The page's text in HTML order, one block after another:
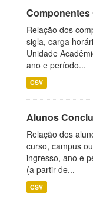
Relação dos
sigla, carga
Unidade
ano e período...
CSV
Alunos
Relação dos
curso, campus
ingresso, ano e
(a partir de...
CSV